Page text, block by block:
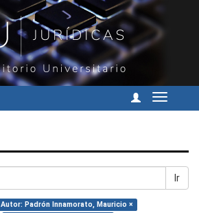
Cambiar
Ir
Autor: Padrón Innamorato, Mauricio ×